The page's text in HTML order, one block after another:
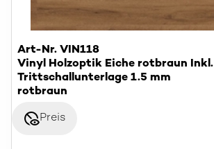
Art-Nr. VIN118
Vinyl Holzoptik Eiche rotbraun Inkl.
Trittschallunterlage 1.5 mm
rotbraun
disabled_visiblePreis